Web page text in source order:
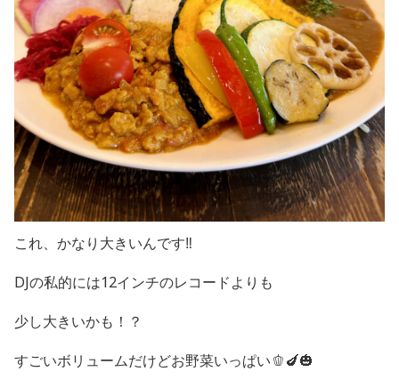
これ、かなり大きいんです‼️
DJの私的には12インチのレコードよりも
少し大きいかも！？
すごいボリュームだけどお野菜いっぱい🫑🍆🎃